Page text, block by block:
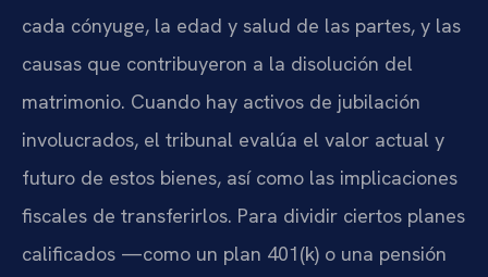
cada cónyuge, la edad y salud de las partes, y las
causas que contribuyeron a la disolución del
matrimonio. Cuando hay activos de jubilación
involucrados, el tribunal evalúa el valor actual y
futuro de estos bienes, así como las implicaciones
fiscales de transferirlos. Para dividir ciertos planes
calificados —como un plan 401(k) o una pensión